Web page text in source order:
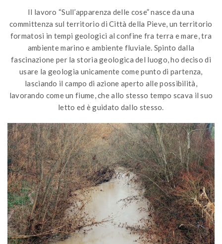
Il lavoro “Sull’apparenza delle cose” nasce da una
committenza sul territorio di Città della Pieve, un territorio
formatosi in tempi geologici al confine fra terra e mare, tra
ambiente marino e ambiente fluviale. Spinto dalla
fascinazione per la storia geologica del luogo, ho deciso di
usare la geologia unicamente come punto di partenza,
lasciando il campo di azione aperto alle possibilità,
lavorando come un fiume, che allo stesso tempo scava il suo
letto ed è guidato dallo stesso.